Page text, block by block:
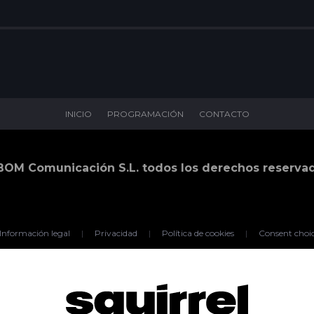
INICIO PROGRAMACIÓN CONTACTO
Comunicación S.L. todos los derechos
Información legal | Privacidad | Política de cookies | Consent